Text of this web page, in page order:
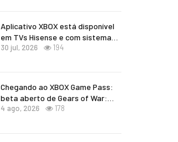
Aplicativo XBOX está disponível
em TVs Hisense e com sistema…
30 jul, 2026 194
Chegando ao XBOX Game Pass:
beta aberto de Gears of War:…
4 ago, 2026 178